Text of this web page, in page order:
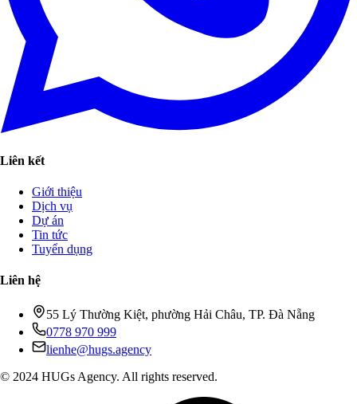
Liên kết
Giới thiệu
Dịch vụ
Dự án
Tin tức
Tuyển dụng
Liên hệ
55 Lý Thường Kiệt, phường Hải Châu, TP. Đà Nẵng
0778 970 999
lienhe@hugs.agency
© 2024 HUGs Agency. All rights reserved.